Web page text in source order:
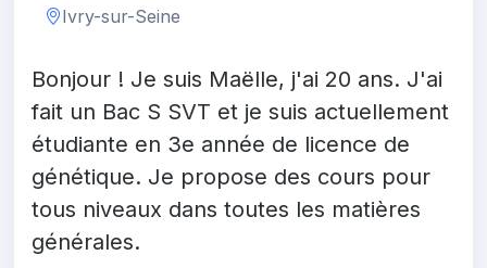
Ivry-sur-Seine
Bonjour ! Je suis Maëlle, j'ai 20 ans. J'ai
fait un Bac S SVT et je suis actuellement
étudiante en 3e année de licence de
génétique. Je propose des cours pour
tous niveaux dans toutes les matières
générales.